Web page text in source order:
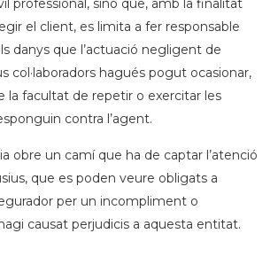
professional, sinó que, amb la finalitat
el client, es limita a fer responsable
danys que l’actuació negligent de
col·laboradors hagués pogut ocasionar,
la facultat de repetir o exercitar les
contra l’agent.
obre un camí que ha de captar l’atenció
que es poden veure obligats a
per un incompliment o
causat perjudicis a aquesta entitat.